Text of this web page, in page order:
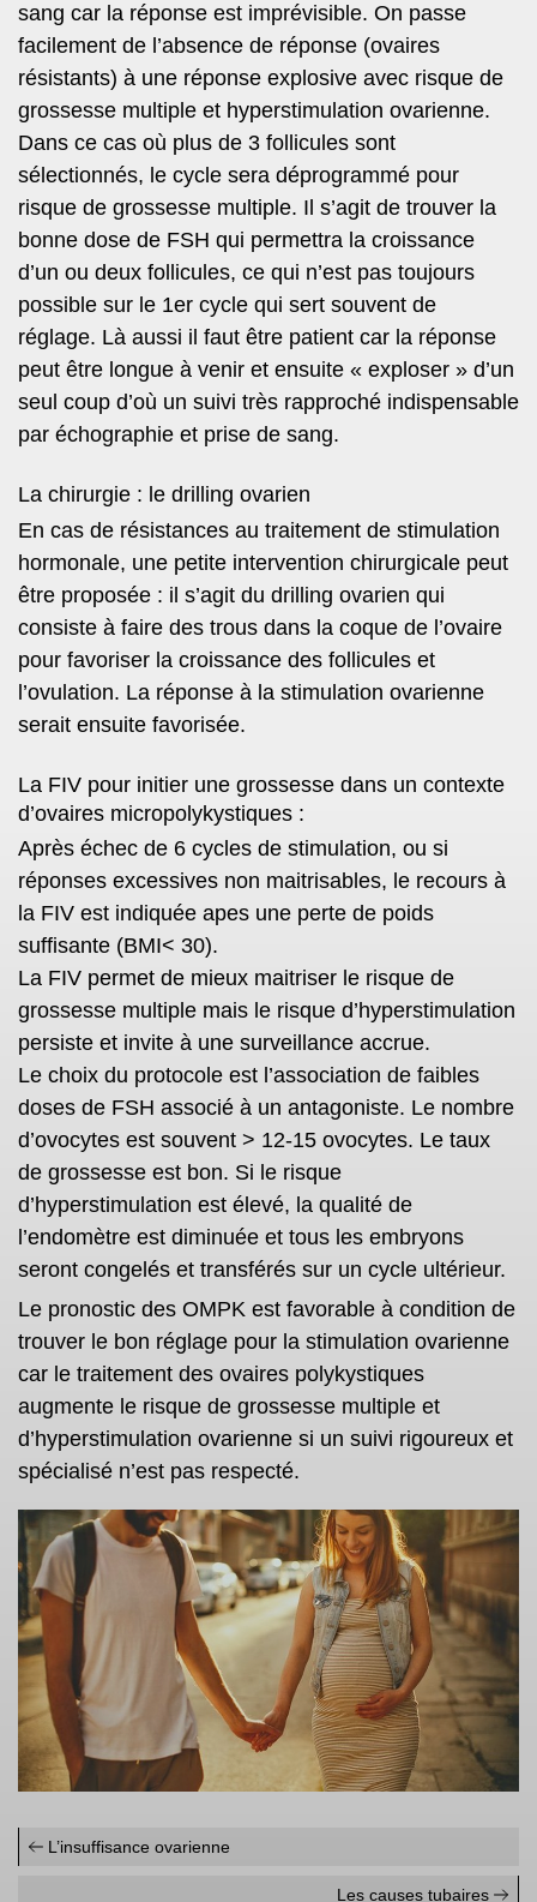
sang car la réponse est imprévisible. On passe
facilement de l’absence de réponse (ovaires
résistants) à une réponse explosive avec risque de
grossesse multiple et hyperstimulation ovarienne.
Dans ce cas où plus de 3 follicules sont
sélectionnés, le cycle sera déprogrammé pour
risque de grossesse multiple. Il s’agit de trouver la
bonne dose de FSH qui permettra la croissance
d’un ou deux follicules, ce qui n’est pas toujours
possible sur le 1er cycle qui sert souvent de
réglage. Là aussi il faut être patient car la réponse
peut être longue à venir et ensuite « exploser » d’un
seul coup d’où un suivi très rapproché indispensable
par échographie et prise de sang.
La chirurgie : le drilling ovarien
En cas de résistances au traitement de stimulation
hormonale, une petite intervention chirurgicale peut
être proposée : il s’agit du drilling ovarien qui
consiste à faire des trous dans la coque de l’ovaire
pour favoriser la croissance des follicules et
l’ovulation. La réponse à la stimulation ovarienne
serait ensuite favorisée.
La FIV pour initier une grossesse dans un contexte
d’ovaires micropolykystiques :
Après échec de 6 cycles de stimulation, ou si
réponses excessives non maitrisables, le recours à
la FIV est indiquée apes une perte de poids
suffisante (BMI< 30).
La FIV permet de mieux maitriser le risque de
grossesse multiple mais le risque d’hyperstimulation
persiste et invite à une surveillance accrue.
Le choix du protocole est l’association de faibles
doses de FSH associé à un antagoniste. Le nombre
d’ovocytes est souvent > 12-15 ovocytes. Le taux
de grossesse est bon. Si le risque
d’hyperstimulation est élevé, la qualité de
l’endomètre est diminuée et tous les embryons
seront congelés et transférés sur un cycle ultérieur.
Le pronostic des OMPK est favorable à condition de
trouver le bon réglage pour la stimulation ovarienne
car le traitement des ovaires polykystiques
augmente le risque de grossesse multiple et
d’hyperstimulation ovarienne si un suivi rigoureux et
spécialisé n’est pas respecté.
L’insuffisance ovarienne
Les causes tubaires